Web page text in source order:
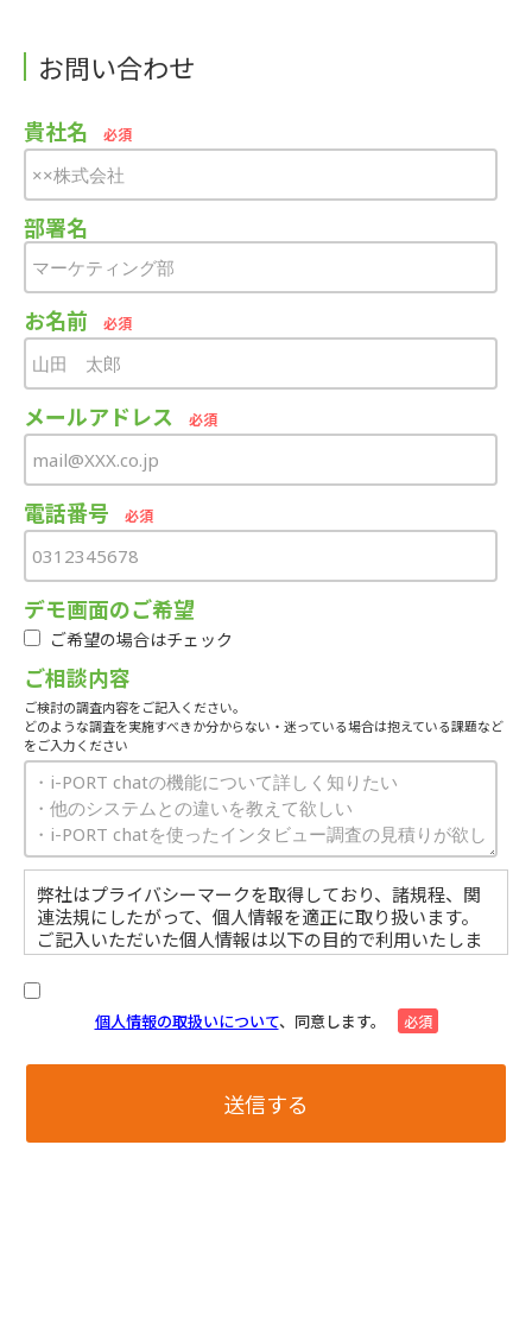
お問い合わせ
貴社名 必須
部署名
お名前 必須
メールアドレス 必須
電話番号 必須
デモ画面のご希望
ご希望の場合はチェック
ご相談内容
ご検討の調査内容をご記入ください。
どのような調査を実施すべきか分からない・迷っている場合は抱えている課題など
をご入力ください
弊社はプライバシーマークを取得しており、諸規程、関
連法規にしたがって、個人情報を適正に取り扱います。
ご記入いただいた個人情報は以下の目的で利用いたしま
す。 ・取引（提案）に関する折衝、連絡、相談、検討、
受発注、決済および対応 ・取引（提案）に基づく役務等
の授受 ・当社サービス等に関する情報の提供、収集およ
び伝達 個人情報取扱いに関する詳細については、次のサ
個人情報の取扱いについて、同意します。 必須
こ